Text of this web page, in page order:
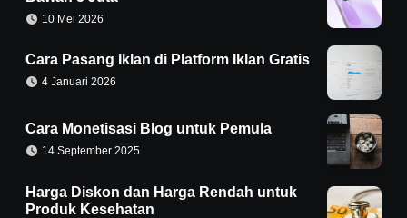
10 Mei 2026
Cara Pasang Iklan di Platform Iklan Gratis
4 Januari 2026
Cara Monetisasi Blog untuk Pemula
14 September 2025
Harga Diskon dan Harga Rendah untuk
Produk Kesehatan